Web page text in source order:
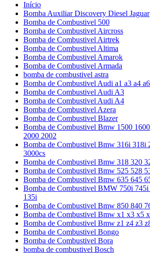
Início
Bomba Auxiliar Discovery Diesel Jaguar
Bomba de Combustivel 500
Bomba de Combustivel Aircross
Bomba de Combustivel Airtrek
Bomba de Combustivel Altima
Bomba de Combustivel Amarok
Bomba de Combustivel Armada
bomba de combustivel astra
Bomba de Combustivel Audi a1 a3 a4
Bomba de Combustivel Audi A3
Bomba de Combustivel Audi A4
Bomba de Combustivel Azera
Bomba de Combustivel Blazer
Bomba de Combustivel Bmw 1500
2000 2002
Bomba de Combustivel Bmw 316i 318i
3000cs
Bomba de Combustivel Bmw 318 320
Bomba de Combustivel Bmw 525 528
Bomba de Combustivel Bmw 635 645
Bomba de Combustivel BMW 750i
135i
Bomba de Combustivel Bmw 850 840
Bomba de Combustivel Bmw x1 x3 x5
Bomba de Combustivel Bmw z1 z4 z3
Bomba de Combustivel Bongo
Bomba de Combustivel Bora
bomba de combustivel Bosch